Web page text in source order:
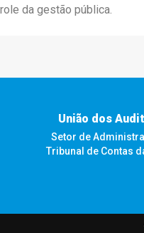
da gestão pública.
União dos
Setor de
Tribunal de Contas